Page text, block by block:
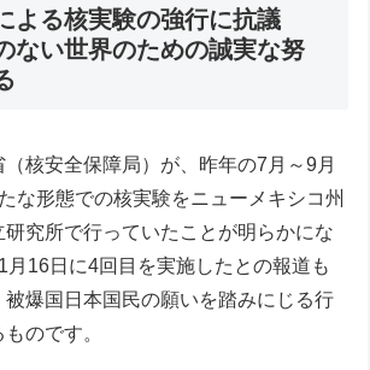
よる核実験の強行に抗議
ない世界のための誠実な努
核安全保障局）が、昨年の7月～9月
な形態での核実験をニューメキシコ州
究所で行っていたことが明らかにな
月16日に4回目を実施したとの報道も
被爆国日本国民の願いを踏みにじる行
のです。